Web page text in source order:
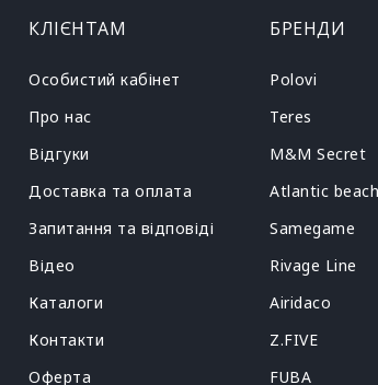
КЛІЄНТАМ
Особистий кабінет
Про нас
Відгуки
Доставка та оплата
Запитання та відповіді
Відео
Каталоги
Контакти
Оферта
БРЕНДИ
Polovi
Teres
M&M Secret
Atlantic beach
Samegame
Rivage Line
Airidaco
Z.FIVE
FUBA